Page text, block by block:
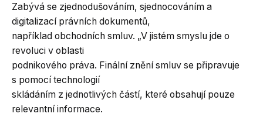
Zabývá se zjednodušováním, sjednocováním a
digitalizací právních dokumentů,
například obchodních smluv. „V jistém smyslu jde o
revoluci v oblasti
podnikového práva. Finální znění smluv se připravuje
s pomocí technologií
skládáním z jednotlivých částí, které obsahují pouze
relevantní informace.